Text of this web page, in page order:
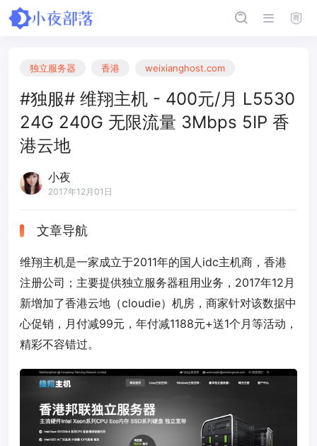
独立服务器 香港 weixianghost.com
#独服# 维翔主机 - 400元/月 L5530
24G 240G 无限流量 3Mbps 5IP 香
港云地
小夜
2017年12月01日
文章导航
维翔主机是一家成立于2011年的国人idc主机商，香港
注册公司；主要提供独立服务器租用业务，2017年12月
新增加了香港云地（cloudie）机房，商家针对该数据中
心促销，月付减99元，年付减1188元+送1个月等活动，
精彩不容错过。